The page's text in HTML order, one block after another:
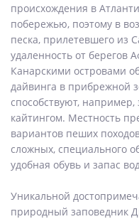
происхождения в
побережью, поэтому в
песка, прилетевшего из
удаленность от берегов
Канарскими островами
дайвинга в прибрежной
способствуют,
кайтингом. Местность
вариантов пеших
сложных, специального
удобная обувь и запас
Уникальной
природный заповедник